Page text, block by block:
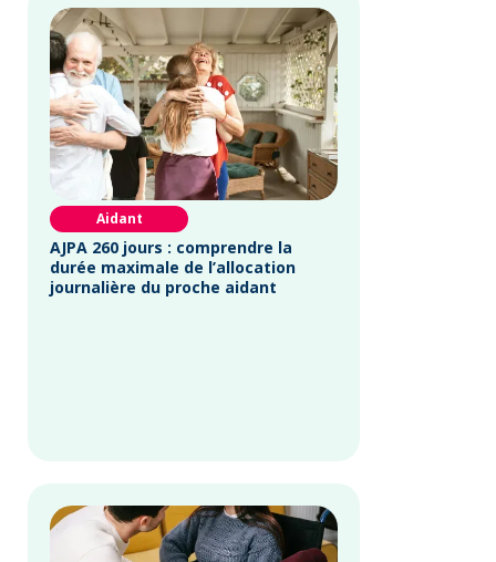
Aidant
AJPA 260 jours : comprendre la
durée maximale de l’allocation
journalière du proche aidant